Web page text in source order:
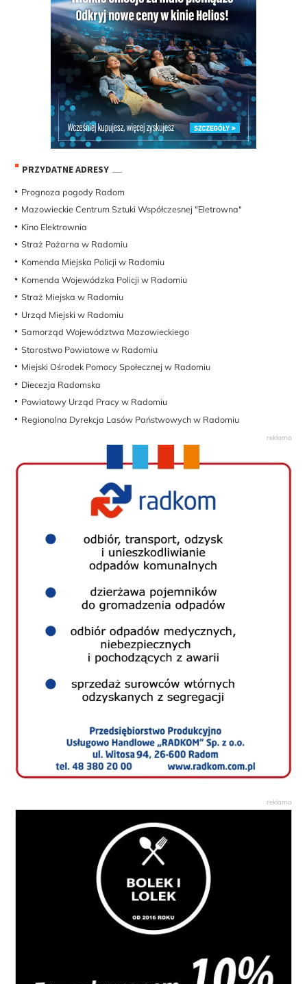
PRZYDATNE ADRESY
Prognoza pogody Radom
Mazowieckie Centrum Sztuki Współczesnej "Eletrowna"
Kino Elektrownia
Straż Pożarna w Radomiu
Komenda Miejska Policji w Radomiu
Komenda Wojewódzka Policji w Radomiu
Straż Miejska w Radomiu
Urząd Miejski w Radomiu
Samorząd Województwa Mazowieckiego
Starostwo Powiatowe w Radomiu
Miejski Ośrodek Pomocy Społecznej w Radomiu
Diecezja Radomska
Powiatowy Urząd Pracy w Radomiu
Regionalna Dyrekcja Lasów Państwowych w Radomiu